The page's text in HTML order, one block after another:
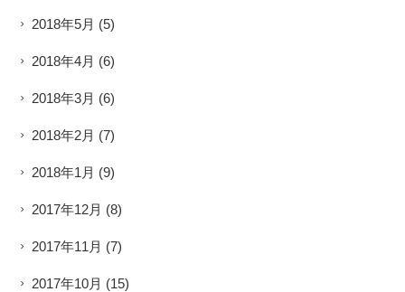
2018年5月 (5)
2018年4月 (6)
2018年3月 (6)
2018年2月 (7)
2018年1月 (9)
2017年12月 (8)
2017年11月 (7)
2017年10月 (15)